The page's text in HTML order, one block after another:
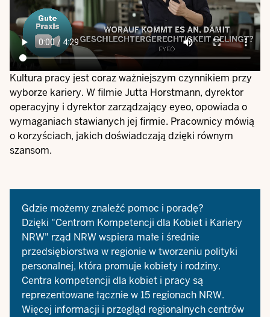
Kultura pracy jest coraz ważniejszym czynnikiem przy
wyborze kariery. W filmie Jutta Horstmann, dyrektor
operacyjny i dyrektor zarządzający eyeo, opowiada o
wymaganiach stawianych jej firmie. Pracownicy mówią
o korzyściach, jakich doświadczają dzięki równym
szansom.
Gdzie możemy znaleźć pomoc i poradę?
Dzięki "Centrom Kompetencji dla Kobiet i Kariery
NRW" rząd NRW wspiera małe i średnie
przedsiębiorstwa w regionie w tworzeniu polityki
personalnej, która promuje kobiety i rodziny.
Centra kompetencji dla kobiet i pracy są
reprezentowane łącznie w 15 regionach NRW.
Więcej informacji i przegląd regionalnych centrów